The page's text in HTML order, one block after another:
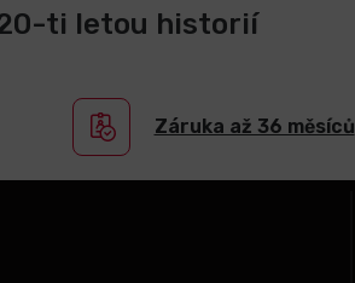
20-ti letou historií
Záruka až 36 měsíců